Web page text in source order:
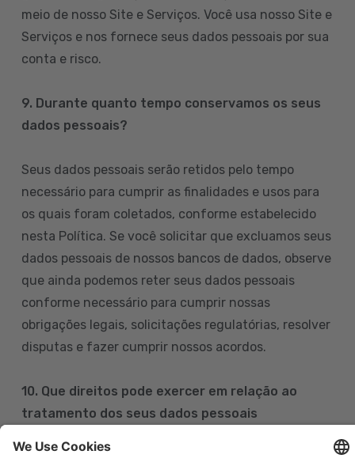
meio de nosso Site e Serviços. Você usa nosso Site e
Serviços e nos fornece seus dados pessoais por sua
conta e risco.
9. Durante quanto tempo conservamos os seus
dados pessoais?
Seus dados pessoais serão retidos pelo tempo
necessário para cumprir as finalidades e usos para
os quais foram coletados, conforme estabelecido
nesta Política. Se você solicitar que excluamos seus
dados pessoais de nossos bancos de dados, observe
que ainda podemos reter seus dados pessoais
conforme necessário para cumprir nossas
obrigações legais, solicitações regulatórias, resolver
disputas e fazer cumprir nossos acordos.
10. Que direitos pode exercer em relação ao
tratamento dos seus dados pessoais